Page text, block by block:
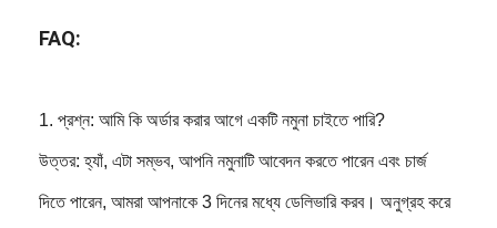
FAQ:
1. প্রশ্ন: আমি কি অর্ডার করার আগে একটি নমুনা চাইতে পারি?
উত্তর: হ্যাঁ, এটা সম্ভব, আপনি নমুনাটি আবেদন করতে পারেন এবং চার্জ
দিতে পারেন, আমরা আপনাকে 3 দিনের মধ্যে ডেলিভারি করব। অনুগ্রহ করে